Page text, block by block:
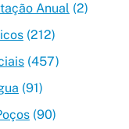
Anual (2)
(212)
(457)
(91)
(90)